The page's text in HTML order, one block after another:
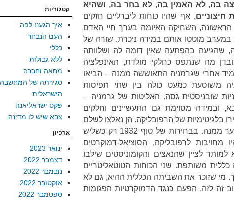
בה, לא האמין בה, לא בחר בה, ושהיא
חיצוניים. אף שהיו כוחות ליברליים חזקים
השחיקה האיומה בערך חיי האדם
במערב מוטטו אותם במידה ניכרת. שורה של
שהגיעה בהפתעה שאין דומה לה ושלוותה
מה שנתפס כחלקי מולדת, האינפלציה
אחרי שגרמניה התאוששה ממנה – הביאו
גרמניה משוסעת כמעט כולה בין שתי תפיסות
שובניסטית גסה. האליטות של גרמניה –
ובמידה מסוימת גם התעשיינים וחלקים
בלגיטימיות של הרפובליקה. הן נאלצו לשלם
לה מס שפתיים, אבל שמחו להתנער ממנה. בבחירות של סוף 1932 רק כשליש
לרפובליקה, הסוציאל-דמוקרטים
לציין שהנאצים והקומוניסטים שילבו
משותפת. שני הכוחות הטוטאליטריים
מי שזוכר את השביתה הכללית ההיא, גם לא
זה לזה, הפעם כנגד הדמוקרטיות הפגומות
קטגוריות
איך הגענו לפה
העם הנבחר
כללי
ללא גבולות
מחאה וחברה
סגירתה של המחשבה
הישראלית
פקס ישראליאנה
צבא שיש לו מדינה
ארכיון
ינואר 2023
דצמבר 2022
נובמבר 2022
אוקטובר 2022
ספטמבר 2022